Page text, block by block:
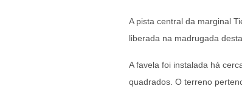
A pista central da marginal
liberada na madrugada
A favela foi instalada há
quadrados. O terreno